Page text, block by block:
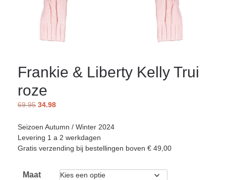
Frankie & Liberty Kelly Trui
roze
69.95 34.98
Seizoen Autumn / Winter 2024
Levering 1 a 2 werkdagen
Gratis verzending bij bestellingen boven € 49,00
Maat